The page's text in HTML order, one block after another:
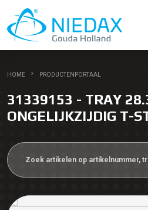
HOME PRODUCTENPORTAAL
31339153 - TRAY
ONGELIJKZIJDIG T-